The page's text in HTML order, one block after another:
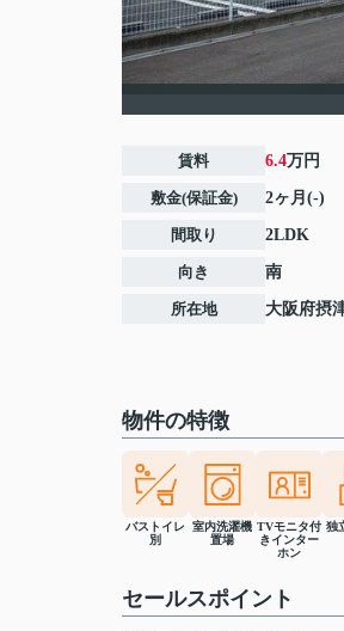
賃料 6.4万円
敷金(保証金) 2ヶ月(-)
間取り 2LDK
向き 南
所在地 大阪府摂
物件の特徴
バストイレ
別
室内洗濯機
置場
TVモニタ付
きインター
ホン
独
セールスポイント